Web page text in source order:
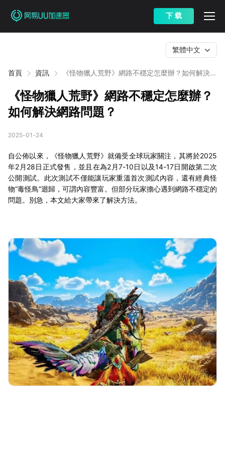
下 载
首頁 資訊
《怪物獵人荒野》網路不穩定怎麼辦？如何解決網
繁體中文
《怪物獵人荒野》網路不穩定怎麼辦？
如何解決網路問題？
2025-01-24
自公佈以來，《怪物獵人荒野》就備受全球玩家關注，其將於2025
年2月28日正式發售，並且在為2月7-10日以及14-17日開啟第二次
公開測試。此次測試不僅能讓玩家重溫首次測試內容，還有經典怪
物“毒怪鳥”迴歸，可謂內容豐富。但部分玩家擔心遇到網路不穩定的
問題。別急，本文給大家帶來了解決方法。